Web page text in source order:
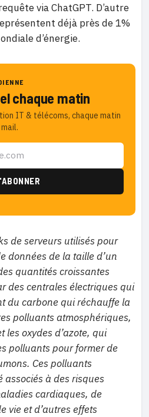
via ChatGPT. D’autre
déjà près de 1%
d’énergie.
chaque matin
IT & télécoms, chaque matin
de serveurs utilisés pour
données de la taille d’un
quantités croissantes
des centrales électriques qui
du carbone qui réchauffe la
polluants atmosphériques,
les oxydes d’azote, qui
polluants pour former de
Ces polluants
à des risques
cardiaques, de
vie et d’autres effets